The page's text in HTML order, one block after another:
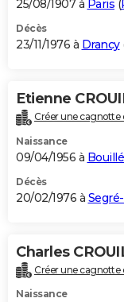
25/08/1907 à Paris (
Décès
23/11/1976 à Drancy
Etienne
Créer une cagnotte
Naissance
09/04/1956 à
Décès
20/02/1976 à
Charles
Créer une cagnotte
Naissance